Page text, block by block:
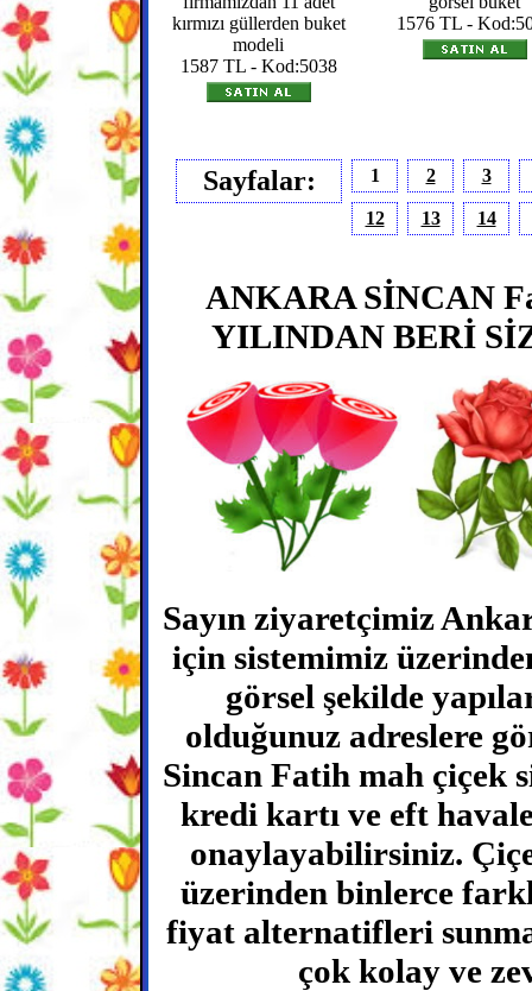
kırmızı güllerden buket
modeli
1587 TL - Kod:5038
1576 TL -
Sayfalar: 1 2 3
12 13 14
ANKARA SİNCAN
YILINDAN BERİ
Sayın ziyaretçimiz
için sistemimiz
görsel şekilde
olduğunuz adreslere
Sincan Fatih mah çiçek
kredi kartı ve eft
onaylayabilirsiniz.
üzerinden binlerce
fiyat alternatifleri
çok kolay ve